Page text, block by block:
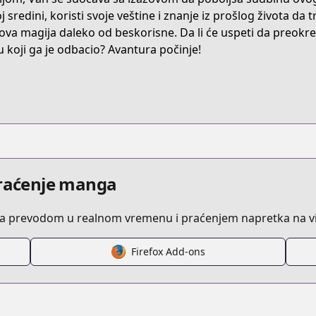
ryoushu-no-tanoshii-ryouchi-bouei
www.cdjapan.co.jp/person_name/青色まろ
sredini, koristi svoje veštine i znanje iz prošlog života da
magija daleko od beskorisne. Da li će uspeti da
koji ga je odbacio? Avantura počinje!
manga
prevodom u realnom vremenu i praćenjem napretka na
Firefox Add-ons